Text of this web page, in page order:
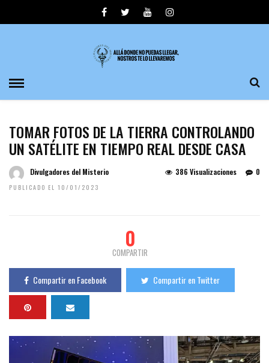
TOMAR FOTOS DE LA TIERRA CONTROLANDO
UN SATÉLITE EN TIEMPO REAL DESDE CASA
Divulgadores del Misterio
PUBLICADO EL 10/01/2023
0
386 Visualizaciones
0
COMPARTIR
Compartir en Facebook Compartir en Twitter